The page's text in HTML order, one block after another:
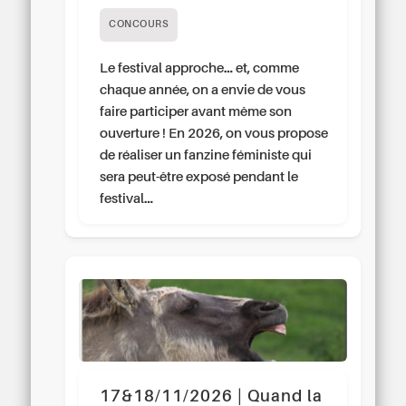
CONCOURS
Le festival approche… et, comme
chaque année, on a envie de vous
faire participer avant même son
ouverture ! En 2026, on vous propose
de réaliser un fanzine féministe qui
sera peut-être exposé pendant le
festival…
17&18/11/2026 | Quand la